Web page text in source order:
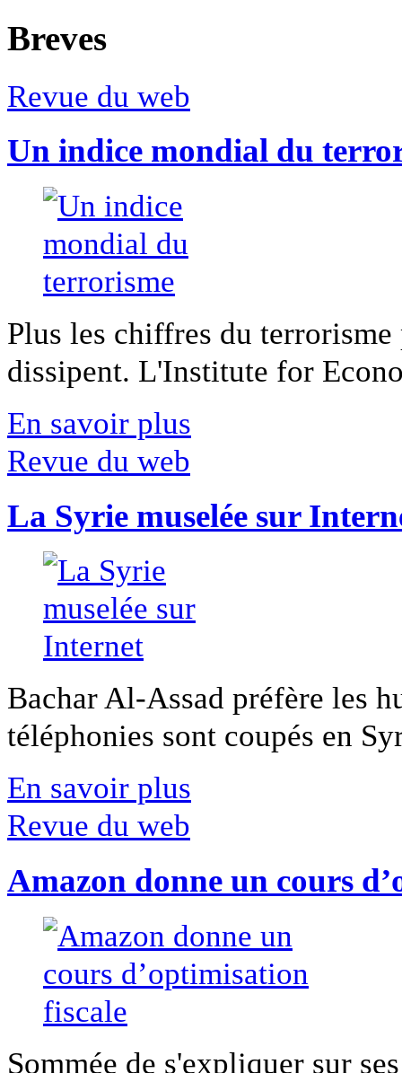
Breves
Revue du web
Un indice mondial du
Plus les chiffres du
dissipent. L'Institute for
En savoir plus
Revue du web
La Syrie muselée sur
Bachar Al-Assad préfère les
téléphonies sont coupés en
En savoir plus
Revue du web
Amazon donne un cours
Sommée de s'expliquer sur